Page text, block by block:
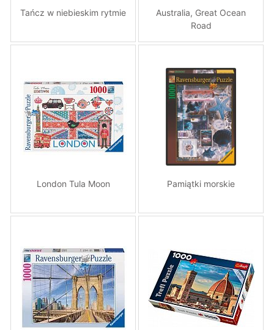
Tańcz w niebieskim rytmie
Australia, Great Ocean
Road
London Tula Moon Pamiątki morskie